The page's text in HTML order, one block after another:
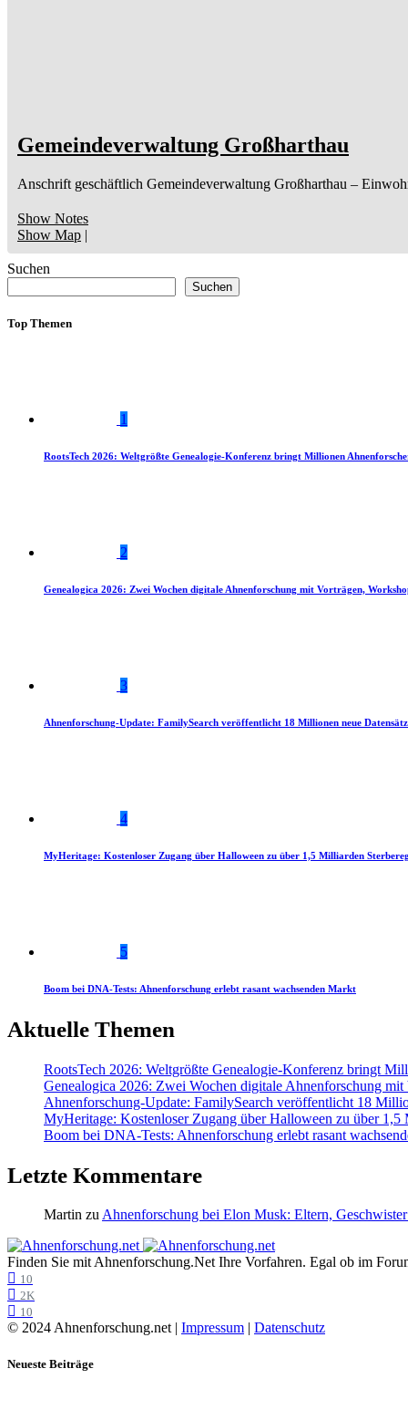
Gemeindeverwaltung Großharthau
Anschrift geschäftlich Gemeindeverwaltung Großharthau –
Show Notes
Show Map |
Suchen
Suchen
Top Themen
1
RootsTech 2026: Weltgrößte Genealogie-Konferenz bringt Millionen
2
Genealogica 2026: Zwei Wochen digitale Ahnenforschung mit Vorträgen,
3
Ahnenforschung-Update: FamilySearch veröffentlicht 18 Millionen neue
4
MyHeritage: Kostenloser Zugang über Halloween zu über 1,5 Milliarden
5
Boom bei DNA-Tests: Ahnenforschung erlebt rasant wachsenden Markt
Aktuelle Themen
RootsTech 2026: Weltgrößte Genealogie-Konferenz bringt
Genealogica 2026: Zwei Wochen digitale Ahnenforschung mit
Ahnenforschung-Update: FamilySearch veröffentlicht 18
MyHeritage: Kostenloser Zugang über Halloween zu über 1,5
Boom bei DNA-Tests: Ahnenforschung erlebt rasant
Letzte Kommentare
Martin zu Ahnenforschung bei Elon Musk: Eltern,
Finden Sie mit Ahnenforschung.Net Ihre Vorfahren. Egal ob im
10
2K
10
© 2024 Ahnenforschung.net | Impressum | Datenschutz
Neueste Beiträge